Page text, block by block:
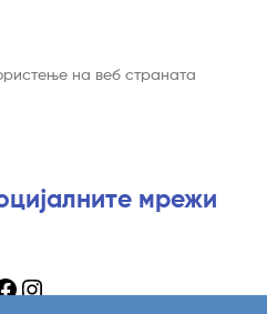
на веб страната
мрежи